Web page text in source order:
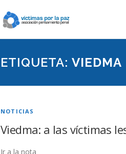
ETIQUETA: VIEDMA
NOTICIAS
Viedma: a las víctimas
Ir a la nota